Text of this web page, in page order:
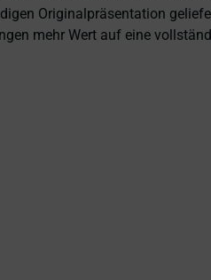
Originalpräsentation
mehr Wert auf eine